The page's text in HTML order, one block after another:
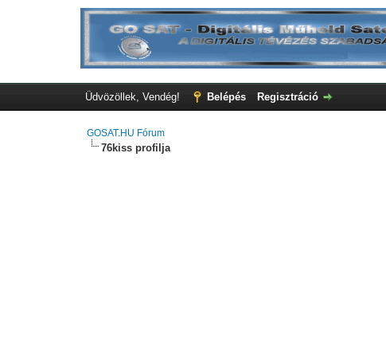
Üdvözöllek, Vendég! Belépés Regisztráció
GOSAT.HU Fórum
76kiss profilja